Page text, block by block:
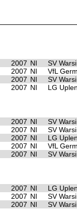
2007 NI
SV
2007 NI
VfL
2007 NI
SV
2007 NI LG
2007 NI
SV
2007 NI
SV
2007 NI
LG
2007 NI
VfL
2007 NI SV
2007 NI
LG
2007 NI
SV
2007 NI SV